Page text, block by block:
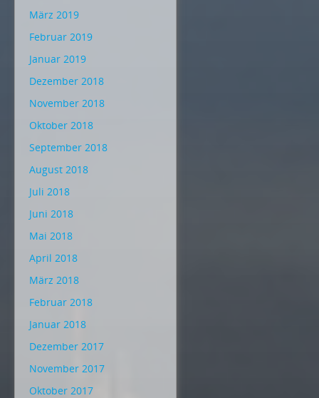
März 2019
Februar 2019
Januar 2019
Dezember 2018
November 2018
Oktober 2018
September 2018
August 2018
Juli 2018
Juni 2018
Mai 2018
April 2018
März 2018
Februar 2018
Januar 2018
Dezember 2017
November 2017
Oktober 2017